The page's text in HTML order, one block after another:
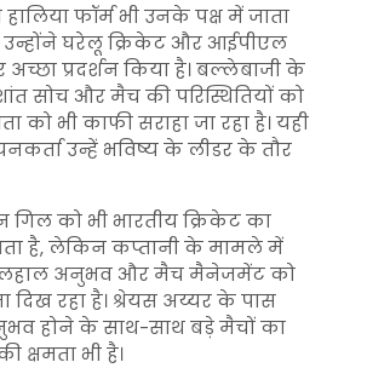
फॉर्म भी उनके पक्ष में जाता
उन्होंने घरेलू क्रिकेट और आईपीएल
अच्छा प्रदर्शन किया है। बल्लेबाजी के
सोच और मैच की परिस्थितियों को
को भी काफी सराहा जा रहा है। यही
उन्हें भविष्य के लीडर के तौर
गिल को भी भारतीय क्रिकेट का
है, लेकिन कप्तानी के मामले में
अनुभव और मैच मैनेजमेंट को
दिख रहा है। श्रेयस अय्यर के पास
होने के साथ-साथ बड़े मैचों का
क्षमता भी है।